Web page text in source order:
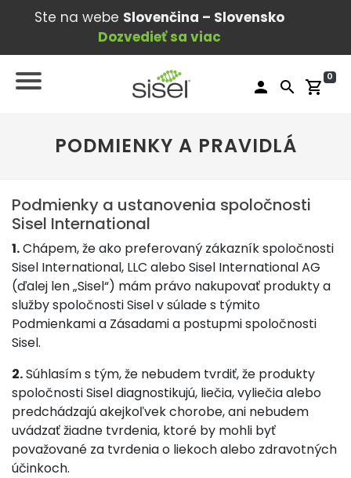
Ste na webe Slovenčina – Slovensko
Dozvedieť sa viac
person search shopping_cart
0
PODMIENKY A PRAVIDLÁ
Podmienky a ustanovenia spoločnosti
Sisel International
1.Chápem, že ako preferovaný zákazník spoločnosti
Sisel International, LLC alebo Sisel International AG
(ďalej len „Sisel“) mám právo nakupovať produkty a
služby spoločnosti Sisel v súlade s týmito
Podmienkami a Zásadami a postupmi spoločnosti
Sisel.
2.Súhlasím s tým, že nebudem tvrdiť, že produkty
spoločnosti Sisel diagnostikujú, liečia, vyliečia alebo
predchádzajú akejkoľvek chorobe, ani nebudem
uvádzať žiadne tvrdenia, ktoré by mohli byť
považované za tvrdenia o liekoch alebo zdravotných
účinkoch.